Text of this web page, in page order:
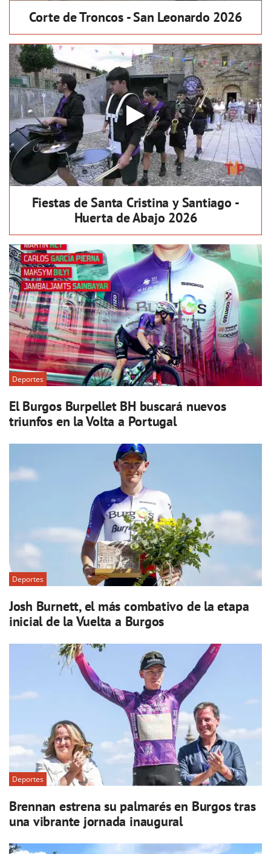
Corte de Troncos - San Leonardo 2026
Fiestas de Santa Cristina y Santiago -
Huerta de Abajo 2026
Deportes
El Burgos Burpellet BH buscará nuevos
triunfos en la Volta a Portugal
Deportes
Josh Burnett, el más combativo de la etapa
inicial de la Vuelta a Burgos
Deportes
Brennan estrena su palmarés en Burgos tras
una vibrante jornada inaugural